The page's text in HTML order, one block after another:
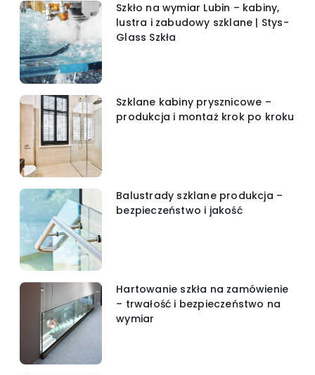
Szkło na wymiar Lubin – kabiny,
lustra i zabudowy szklane | Stys-
Glass Szkła
Szklane kabiny prysznicowe –
produkcja i montaż krok po kroku
Balustrady szklane produkcja –
bezpieczeństwo i jakość
Hartowanie szkła na zamówienie
– trwałość i bezpieczeństwo na
wymiar